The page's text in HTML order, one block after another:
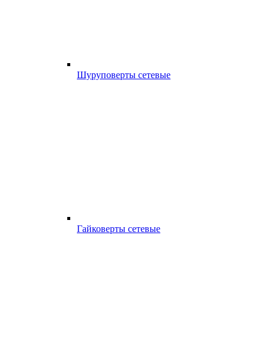
Шуруповерты сетевые
Гайковерты сетевые